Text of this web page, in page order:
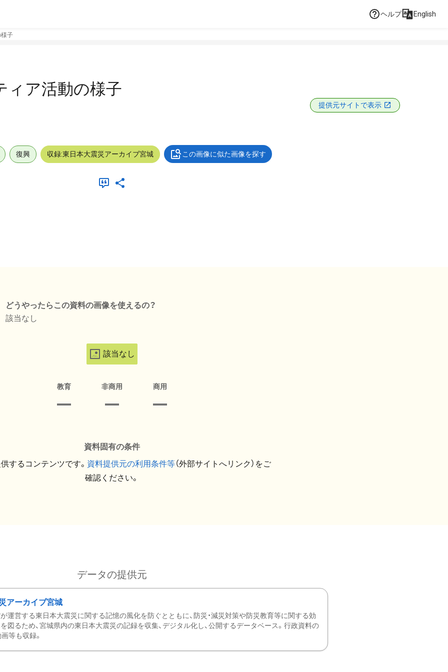
ヘルプ English
子
ィア活動の様子
提供元サイトで表示
復興 収録:東日本大震災アーカイブ宮城 この画像に似た画像を探す
どうやったらこの資料の画像を使えるの？
該当なし
該当なし
教育 非商用 商用
資料固有の条件
するコンテンツです。 資料提供元の利用条件等（外部サイトへリンク）をご
確認ください。
データの提供元
アーカイブ宮城
運営する東日本大震災に関する記憶の風化を防ぐとともに、防災・減災対策や防災教育等に関する効
図るため、宮城県内の東日本大震災の記録を収集、デジタル化し、公開するデータベース。行政資料の
等も収録。